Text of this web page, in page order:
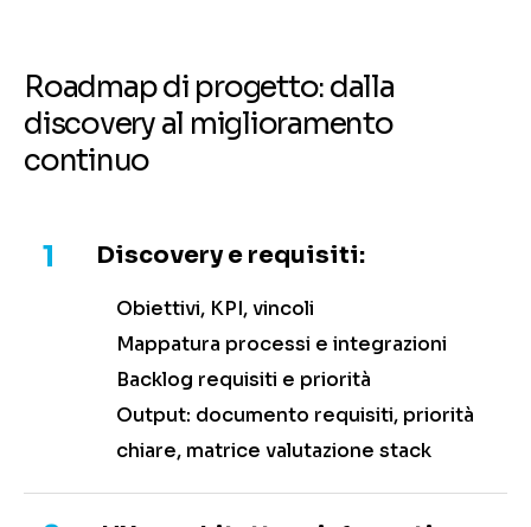
Roadmap di progetto: dalla
discovery al miglioramento
continuo
1 Discovery e requisiti:
Obiettivi, KPI, vincoli
Mappatura processi e integrazioni
Backlog requisiti e priorità
Output: documento requisiti, priorità
chiare, matrice valutazione stack